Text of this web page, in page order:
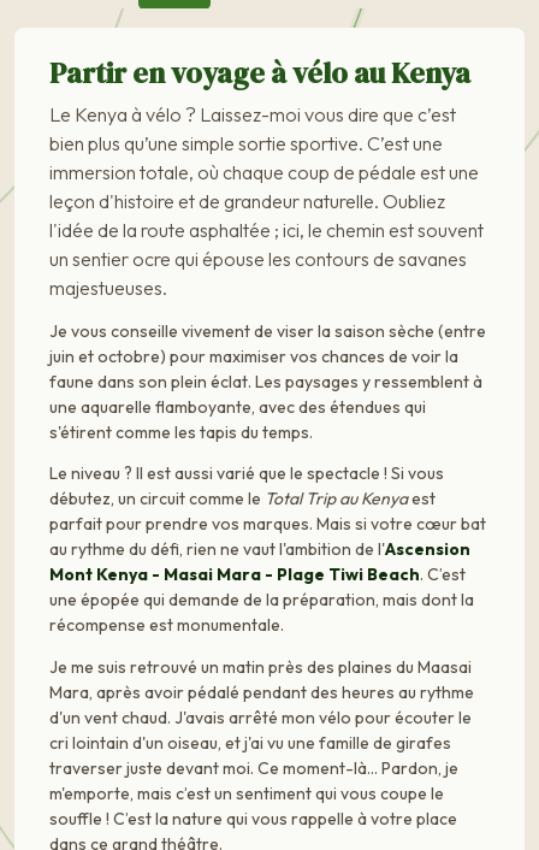
Partir en voyage à vélo au Kenya
Le Kenya à vélo ? Laissez-moi vous dire que c’est
bien plus qu’une simple sortie sportive. C’est une
immersion totale, où chaque coup de pédale est une
leçon d'histoire et de grandeur naturelle. Oubliez
l'idée de la route asphaltée ; ici, le chemin est souvent
un sentier ocre qui épouse les contours de savanes
majestueuses.
Je vous conseille vivement de viser la saison sèche (entre
juin et octobre) pour maximiser vos chances de voir la
faune dans son plein éclat. Les paysages y ressemblent à
une aquarelle flamboyante, avec des étendues qui
s'étirent comme les tapis du temps.
Le niveau ? Il est aussi varié que le spectacle ! Si vous
débutez, un circuit comme le Total Trip au Kenyaest
parfait pour prendre vos marques. Mais si votre cœur bat
au rythme du défi, rien ne vaut l'ambition de l'Ascension
Mont Kenya - Masai Mara - Plage Tiwi Beach. C’est
une épopée qui demande de la préparation, mais dont la
récompense est monumentale.
Je me suis retrouvé un matin près des plaines du Maasai
Mara, après avoir pédalé pendant des heures au rythme
d'un vent chaud. J'avais arrêté mon vélo pour écouter le
cri lointain d'un oiseau, et j'ai vu une famille de girafes
traverser juste devant moi. Ce moment-là… Pardon, je
m'emporte, mais c’est un sentiment qui vous coupe le
souffle ! C’est la nature qui vous rappelle à votre place
dans ce grand théâtre.